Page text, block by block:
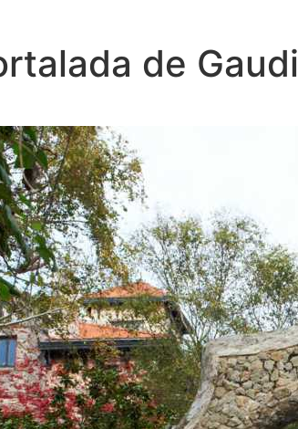
de Gaudi